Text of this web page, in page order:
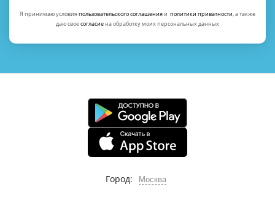
Я принимаю условияпользовательского соглашенияи политики приватности, а также
даю своесогласиена обработку моих персональных данных
Город: Москва